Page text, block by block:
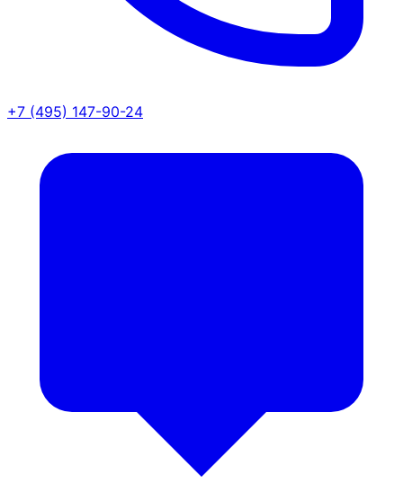
+7 (495) 147-90-24